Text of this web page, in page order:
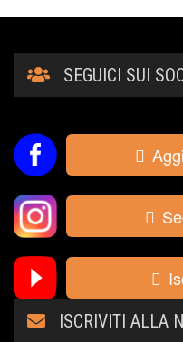
SEGUICI SUI
ISCRIVITI ALLA